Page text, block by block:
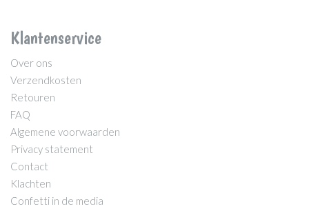
Klantenservice
Over ons
Verzendkosten
Retouren
FAQ
Algemene voorwaarden
Privacy statement
Contact
Klachten
Confetti in de media